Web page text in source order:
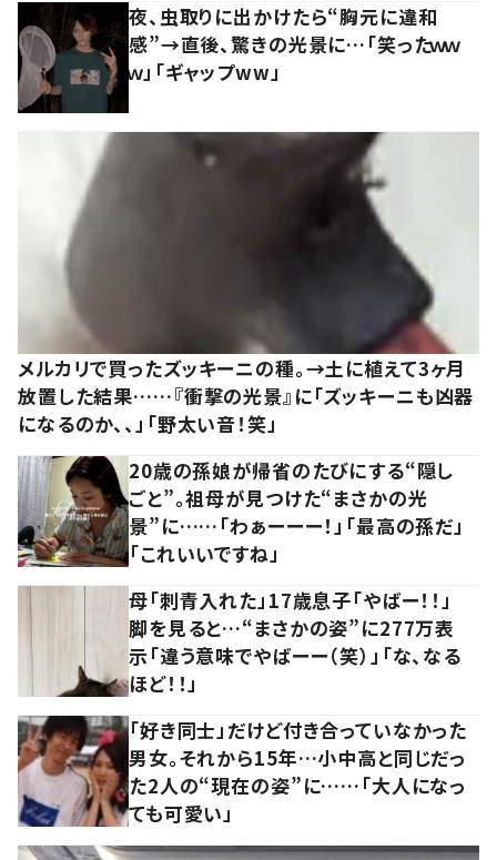
夜、虫取りに出かけたら“胸元に違和
感”→直後、驚きの光景に…「笑ったｗｗ
ｗ」「ギャップww」
メルカリで買ったズッキーニの種。→土に植えて3ヶ月
放置した結果……『衝撃の光景』に「ズッキーニも凶器
になるのか、、」「野太い音！笑」
20歳の孫娘が帰省のたびにする“隠し
ごと”。祖母が見つけた“まさかの光
景”に……「わぁーーー！」「最高の孫だ」
「これいいですね」
母「刺青入れた」17歳息子「やばー！！」
脚を見ると…“まさかの姿”に277万表
示「違う意味でやばーー（笑）」「な、なる
ほど！！」
「好き同士」だけど付き合っていなかった
男女。それから15年…小中高と同じだっ
た2人の“現在の姿”に……「大人になっ
ても可愛い」